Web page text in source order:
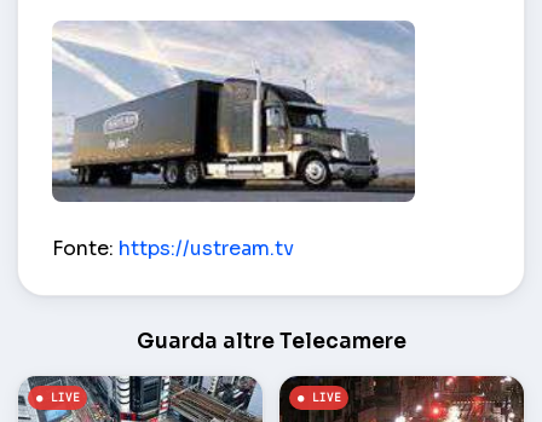
Fonte: https://ustream.tv
Guarda altre Telecamere